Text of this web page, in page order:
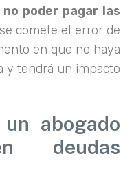
poder pagar las
comete el error de
en que no haya
y tendrá un impacto
abogado
deudas